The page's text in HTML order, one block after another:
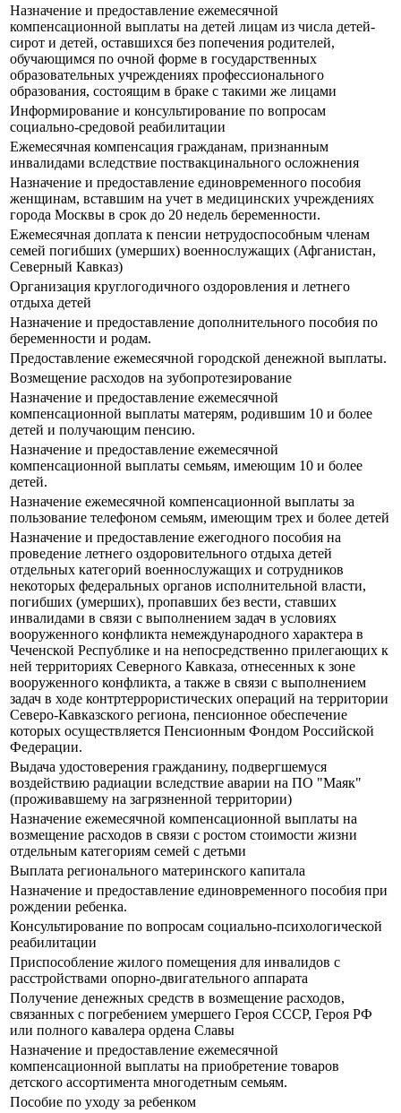
Назначение и предоставление ежемесячной
компенсационной выплаты на детей лицам из числа детей-
сирот и детей, оставшихся без попечения родителей,
обучающимся по очной форме в государственных
образовательных учреждениях профессионального
образования, состоящим в браке с такими же лицами
Информирование и консультирование по вопросам
социально-средовой реабилитации
Ежемесячная компенсация гражданам, признанным
инвалидами вследствие поствакцинального осложнения
Назначение и предоставление единовременного пособия
женщинам, вставшим на учет в медицинских учреждениях
города Москвы в срок до 20 недель беременности.
Ежемесячная доплата к пенсии нетрудоспособным членам
семей погибших (умерших) военнослужащих (Афганистан,
Северный Кавказ)
Организация круглогодичного оздоровления и летнего
отдыха детей
Назначение и предоставление дополнительного пособия по
беременности и родам.
Предоставление ежемесячной городской денежной выплаты.
Возмещение расходов на зубопротезирование
Назначение и предоставление ежемесячной
компенсационной выплаты матерям, родившим 10 и более
детей и получающим пенсию.
Назначение и предоставление ежемесячной
компенсационной выплаты семьям, имеющим 10 и более
детей.
Назначение ежемесячной компенсационной выплаты за
пользование телефоном семьям, имеющим трех и более детей
Назначение и предоставление ежегодного пособия на
проведение летнего оздоровительного отдыха детей
отдельных категорий военнослужащих и сотрудников
некоторых федеральных органов исполнительной власти,
погибших (умерших), пропавших без вести, ставших
инвалидами в связи с выполнением задач в условиях
вооруженного конфликта немеждународного характера в
Чеченской Республике и на непосредственно прилегающих к
ней территориях Северного Кавказа, отнесенных к зоне
вооруженного конфликта, а также в связи с выполнением
задач в ходе контртеррористических операций на территории
Северо-Кавказского региона, пенсионное обеспечение
которых осуществляется Пенсионным Фондом Российской
Федерации.
Выдача удостоверения гражданину, подвергшемуся
воздействию радиации вследствие аварии на ПО "Маяк"
(проживавшему на загрязненной территории)
Назначение ежемесячной компенсационной выплаты на
возмещение расходов в связи с ростом стоимости жизни
отдельным категориям семей с детьми
Выплата регионального материнского капитала
Назначение и предоставление единовременного пособия при
рождении ребенка.
Консультирование по вопросам социально-психологической
реабилитации
Приспособление жилого помещения для инвалидов с
расстройствами опорно-двигательного аппарата
Получение денежных средств в возмещение расходов,
связанных с погребением умершего Героя СССР, Героя РФ
или полного кавалера ордена Славы
Назначение и предоставление ежемесячной
компенсационной выплаты на приобретение товаров
детского ассортимента многодетным семьям.
Пособие по уходу за ребенком